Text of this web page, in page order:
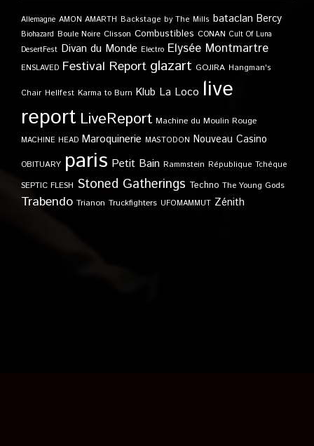
Allemagne AMON AMARTH Backstage by The Mills bataclan Bercy
Biohazard Boule Noire Clisson Combustibles CONAN Cult Of Luna
DesertFest Divan du Monde Electro Elysée Montmartre
ENSLAVED Festival Report glazart GOJIRA Hangman's
Chair Hellfest Karma to Burn Klub La Loco live
report LiveReport Machine du Moulin Rouge
MACHINE HEAD Maroquinerie MASTODON Nouveau Casino
OBITUARY paris Petit Bain Rammstein République Tchèque
SEPTIC FLESH Stoned Gatherings Techno The Young Gods
Trabendo Trianon Truckfighters UFOMAMMUT Zénith